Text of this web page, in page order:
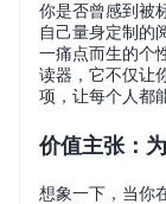
你是否曾感到被
自己量身定制的
一痛点而生的个
读器，它不仅让
项，让每个人都
价值主张：
想象一下，当你